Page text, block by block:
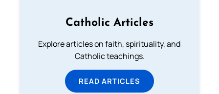
Catholic Articles
Explore articles on faith, spirituality, and
Catholic teachings.
READ ARTICLES